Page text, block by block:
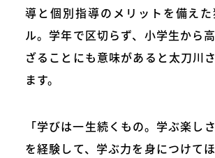
導と個別指導のメリットを備え
ル。学年で区切らず、小学生から
ざることにも意味があると太刀川
ます。
「学びは一生続くもの。学ぶ楽し
を経験して、学ぶ力を身につけて